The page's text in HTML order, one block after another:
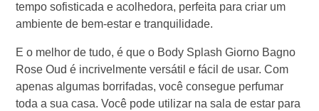
tempo sofisticada e acolhedora, perfeita para criar um
ambiente de bem-estar e tranquilidade.
E o melhor de tudo, é que o Body Splash Giorno Bagno
Rose Oud é incrivelmente versátil e fácil de usar. Com
apenas algumas borrifadas, você consegue perfumar
toda a sua casa. Você pode utilizar na sala de estar para